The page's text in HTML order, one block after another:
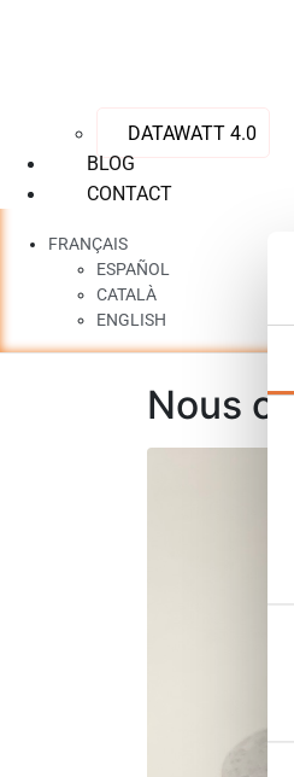
DATAWATT 4.0
BLOG
CONTACT
FRANÇAIS
ESPAÑOL
CATALÀ
ENGLISH
Nous